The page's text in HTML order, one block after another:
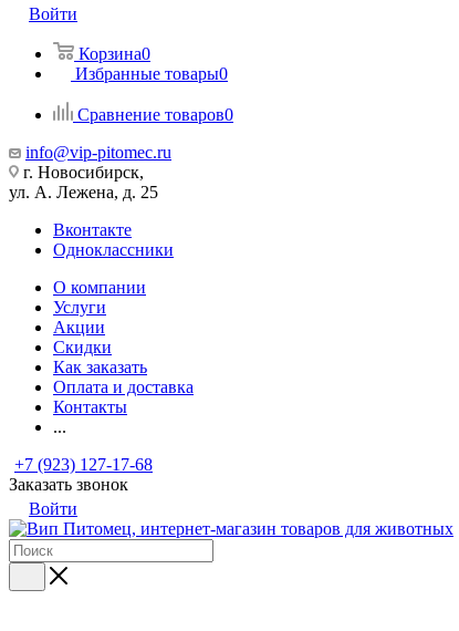
Войти
Корзина0
Избранные товары0
Сравнение товаров0
info@vip-pitomec.ru
г. Новосибирск,
ул. А. Лежена, д. 25
Вконтакте
Одноклассники
О компании
Услуги
Акции
Скидки
Как заказать
Оплата и доставка
Контакты
...
+7 (923) 127-17-68
Заказать звонок
Войти